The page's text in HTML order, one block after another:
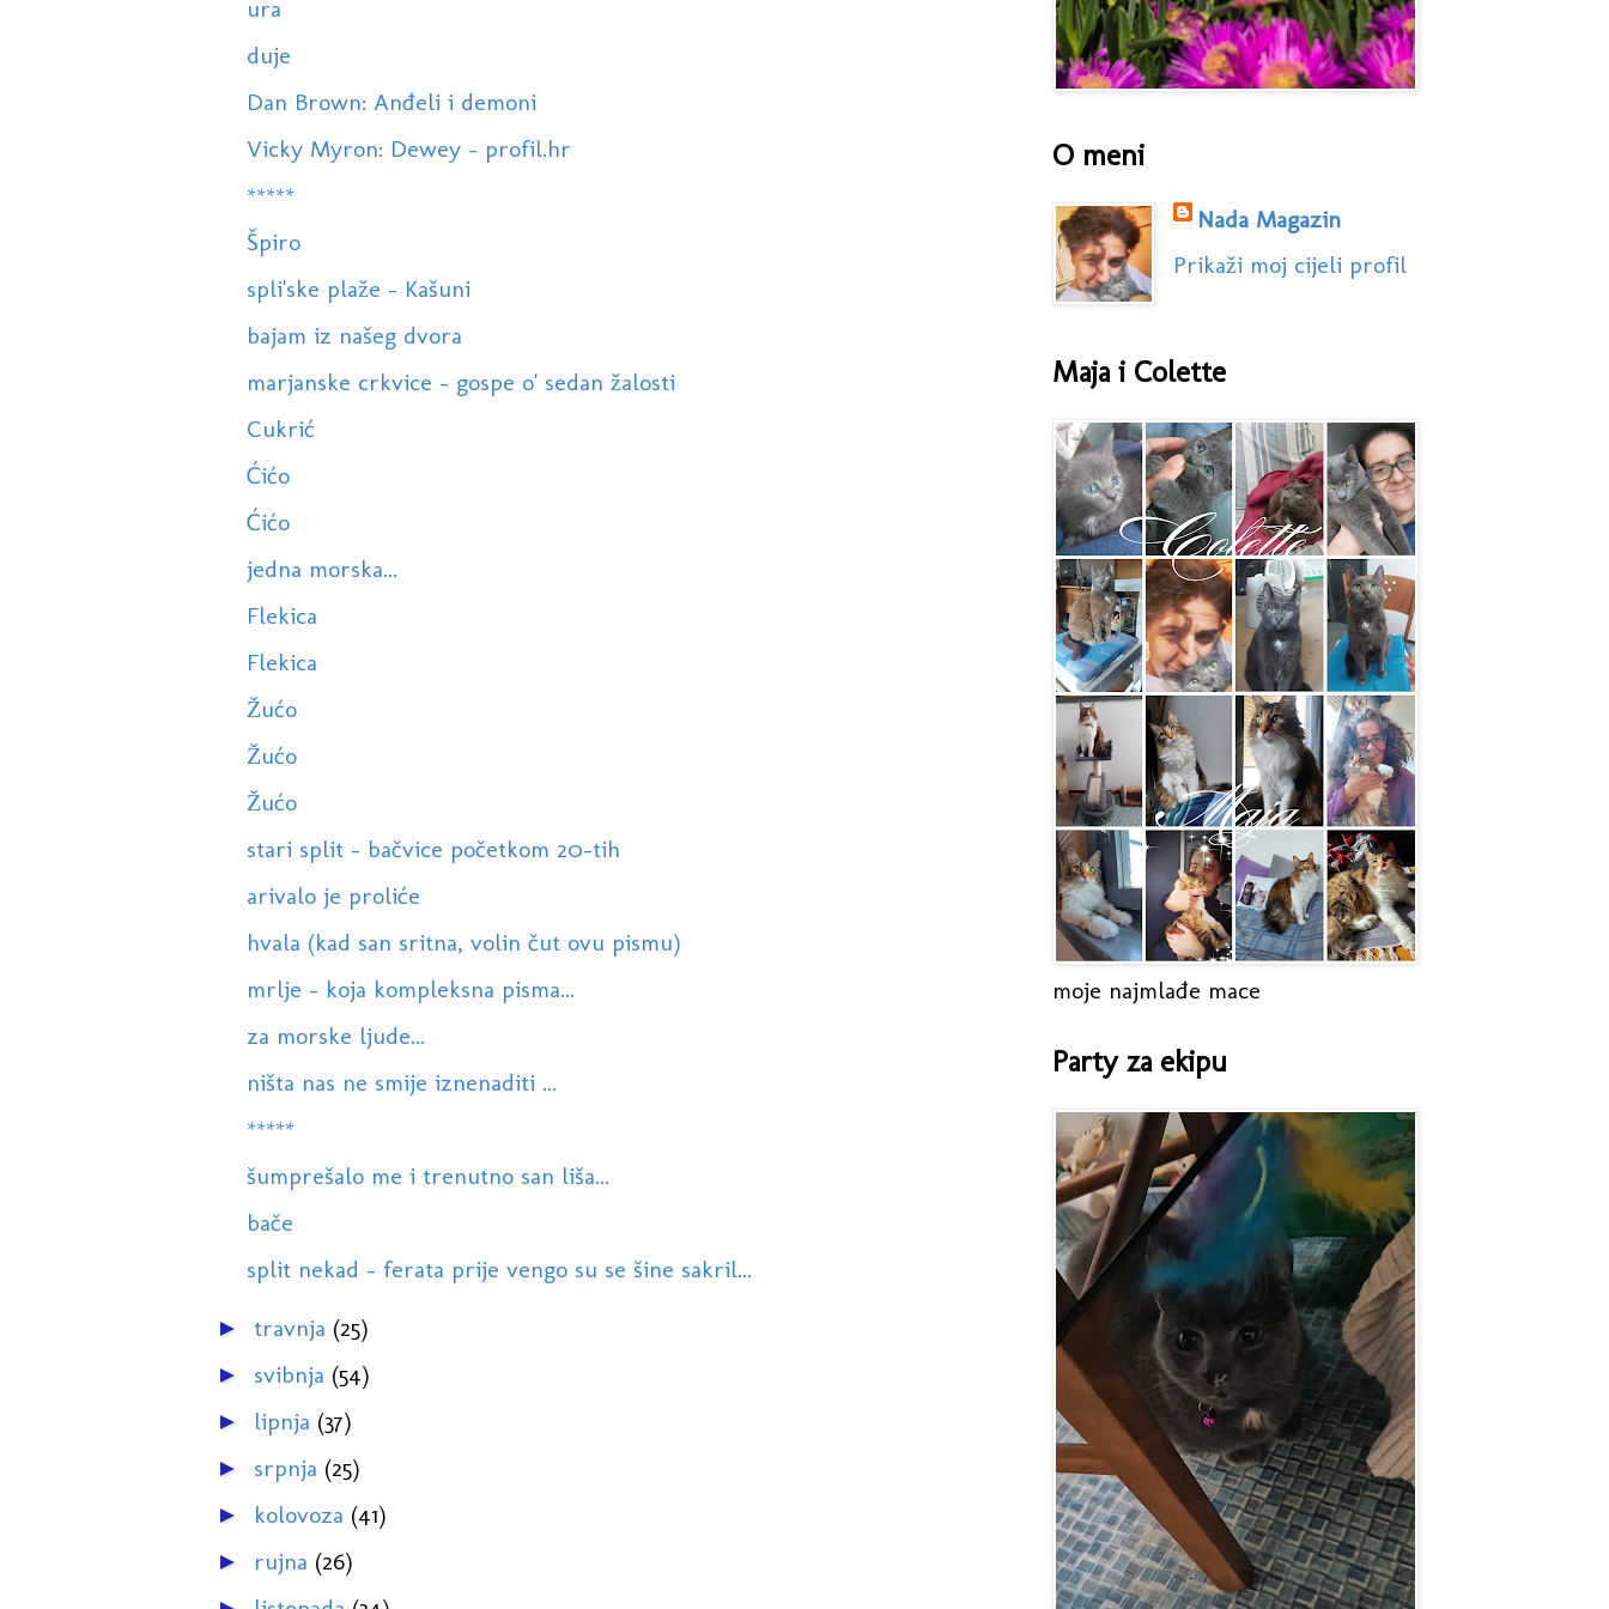
ura
duje
Dan Brown: Anđeli i demoni
Vicky Myron: Dewey - profil.hr
*****
Špiro
spli'ske plaže - Kašuni
bajam iz našeg dvora
marjanske crkvice - gospe o' sedan žalosti
Cukrić
Ćićo
Ćićo
jedna morska...
Flekica
Flekica
Žućo
Žućo
Žućo
stari split - bačvice početkom 20-tih
arivalo je proliće
hvala (kad san sritna, volin čut ovu pismu)
mrlje - koja kompleksna pisma...
za morske ljude...
ništa nas ne smije iznenaditi ...
*****
šumprešalo me i trenutno san liša...
bače
split nekad - ferata prije vengo su se šine sakril...
► travnja (25)
► svibnja (54)
► lipnja (37)
► srpnja (25)
► kolovoza (41)
► rujna (26)
O meni
Nada Magazin
Prikaži moj cijeli profil
Maja i Colette
moje najmlađe mace
Party za ekipu